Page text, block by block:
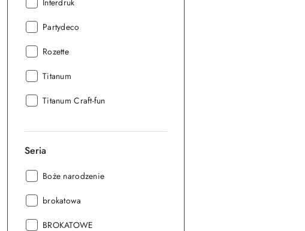
Interdruk
Producent:
Partydeco
Producent:
Rozette
Producent:
Titanum
Producent:
Titanum Craft-fun
Seria
Seria:
Boże narodzenie
Seria:
brokatowa
Seria:
BROKATOWE